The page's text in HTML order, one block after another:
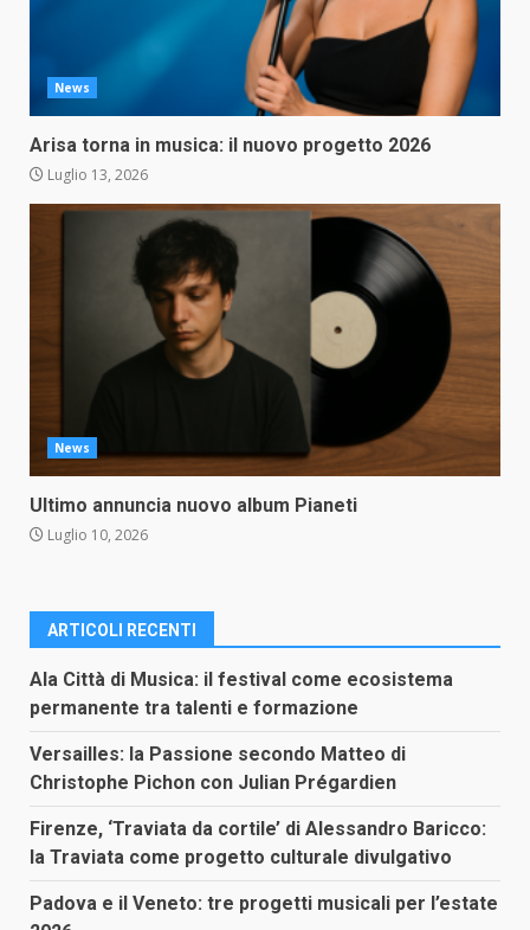
News
Arisa torna in musica: il nuovo progetto 2026
Luglio 13, 2026
News
Ultimo annuncia nuovo album Pianeti
Luglio 10, 2026
ARTICOLI RECENTI
Ala Città di Musica: il festival come ecosistema
permanente tra talenti e formazione
Versailles: la Passione secondo Matteo di
Christophe Pichon con Julian Prégardien
Firenze, ‘Traviata da cortile’ di Alessandro Baricco:
la Traviata come progetto culturale divulgativo
Padova e il Veneto: tre progetti musicali per l’estate